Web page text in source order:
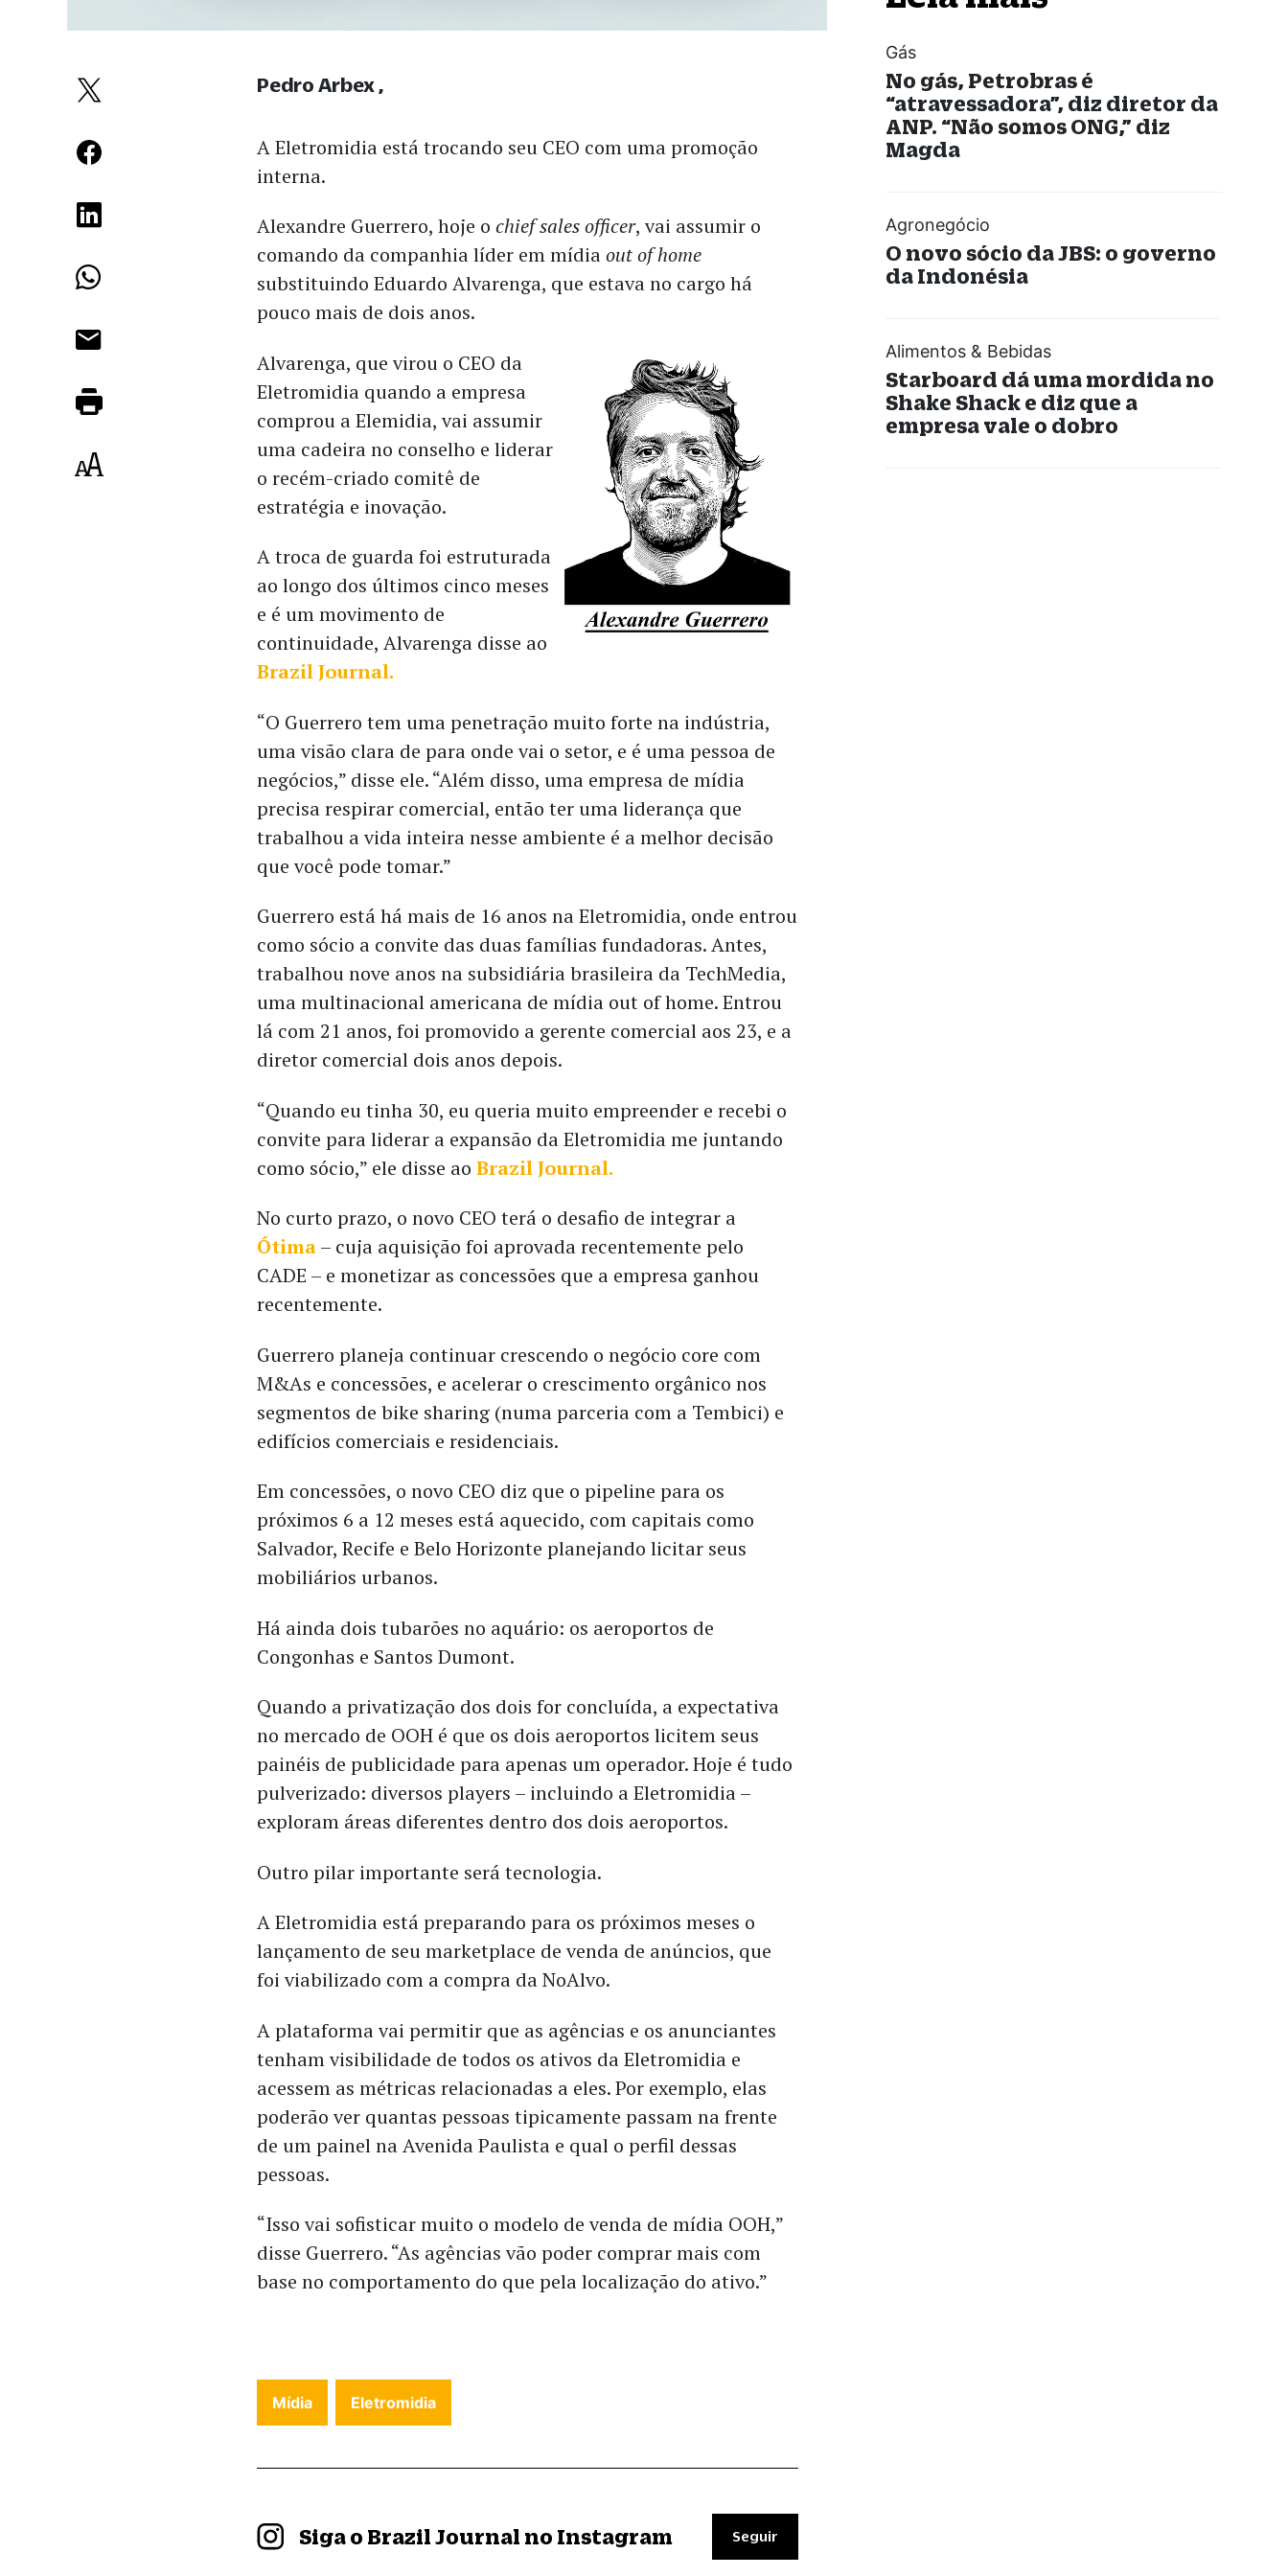
A Eletromidia está trocando seu CEO com uma promoção
interna.
Alexandre Guerrero, hoje ochief sales officer, vai assumir o
comando da companhia líder em mídiaout of home
substituindo Eduardo Alvarenga, que estava no cargo há
pouco mais de dois anos.
Alvarenga, que virou o CEO da
Eletromidia quando a empresa
comprou a Elemidia, vai assumir
uma cadeira no conselho e liderar
o recém-criado comitê de
estratégia e inovação.
A troca de guarda foi estruturada
ao longo dos últimos cinco meses
e é um movimento de
continuidade, Alvarenga disse ao
Brazil Journal.
“O Guerrero tem uma penetração muito forte na indústria,
uma visão clara de para onde vai o setor, e é uma pessoa de
negócios,” disse ele. “Além disso, uma empresa de mídia
precisa respirar comercial, então ter uma liderança que
trabalhou a vida inteira nesse ambiente é a melhor decisão
que você pode tomar.”
Guerrero está há mais de 16 anos na Eletromidia, onde entrou
como sócio a convite das duas famílias fundadoras. Antes,
trabalhou nove anos na subsidiária brasileira da TechMedia,
uma multinacional americana de mídia out of home. Entrou
lá com 21 anos, foi promovido a gerente comercial aos 23, e a
diretor comercial dois anos depois.
“Quando eu tinha 30, eu queria muito empreender e recebi o
convite para liderar a expansão da Eletromidia me juntando
como sócio,” ele disse aoBrazil Journal.
No curto prazo, o novo CEO terá o desafio de integrar a
Ótima– cuja aquisição foi aprovada recentemente pelo
CADE – e monetizar as concessões que a empresa ganhou
recentemente.
Guerrero planeja continuar crescendo o negócio core com
M&As e concessões, e acelerar o crescimento orgânico nos
segmentos de bike sharing (numa parceria com a Tembici) e
edifícios comerciais e residenciais.
Em concessões, o novo CEO diz que o pipeline para os
próximos 6 a 12 meses está aquecido, com capitais como
Salvador, Recife e Belo Horizonte planejando licitar seus
mobiliários urbanos.
Há ainda dois tubarões no aquário: os aeroportos de
Congonhas e Santos Dumont.
Quando a privatização dos dois for concluída, a expectativa
no mercado de OOH é que os dois aeroportos licitem seus
painéis de publicidade para apenas um operador. Hoje é tudo
pulverizado: diversos players – incluindo a Eletromidia –
exploram áreas diferentes dentro dos dois aeroportos.
Outro pilar importante será tecnologia.
A Eletromidia está preparando para os próximos meses o
lançamento de seu marketplace de venda de anúncios, que
foi viabilizado com a compra da NoAlvo.
A plataforma vai permitir que as agências e os anunciantes
tenham visibilidade de todos os ativos da Eletromidia e
acessem as métricas relacionadas a eles. Por exemplo, elas
poderão ver quantas pessoas tipicamente passam na frente
de um painel na Avenida Paulista e qual o perfil dessas
pessoas.
“Isso vai sofisticar muito o modelo de venda de mídia OOH,”
disse Guerrero. “As agências vão poder comprar mais com
base no comportamento do que pela localização do ativo.”
Pedro Arbex
Mídia Eletromidia
Siga o Brazil Journal no Instagram Seguir
Gás
No gás, Petrobras é
“atravessadora”, diz diretor da
ANP. “Não somos ONG,” diz
Magda
Agronegócio
O novo sócio da JBS: o governo
da Indonésia
Alimentos & Bebidas
Starboard dá uma mordida no
Shake Shack e diz que a
empresa vale o dobro